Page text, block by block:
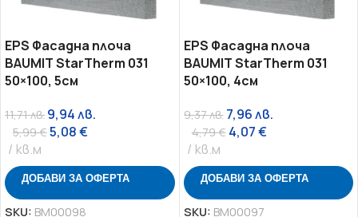
EPS Фасадна плоча
BAUMIT StarTherm 031
50×100, 5см
11,71лв. 9,94лв.
5,99€5,08€
кв.м
ДОБАВИ ЗА ОФЕРТА
SKU: BM00098
EPS Фасадна плоча
BAUMIT StarTherm 031
50×100, 4см
9,37лв. 7,96лв.
4,79€ 4,07€
кв.м
ДОБАВИ ЗА ОФЕРТА
SKU: BM00097